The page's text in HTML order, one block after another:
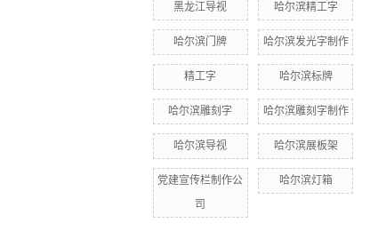
黑龙江导视 哈尔滨精工字
哈尔滨门牌 哈尔滨发光字制作
精工字 哈尔滨标牌
哈尔滨雕刻字 哈尔滨雕刻字制作
哈尔滨导视 哈尔滨展板架
党建宣传栏制作公
司
哈尔滨灯箱